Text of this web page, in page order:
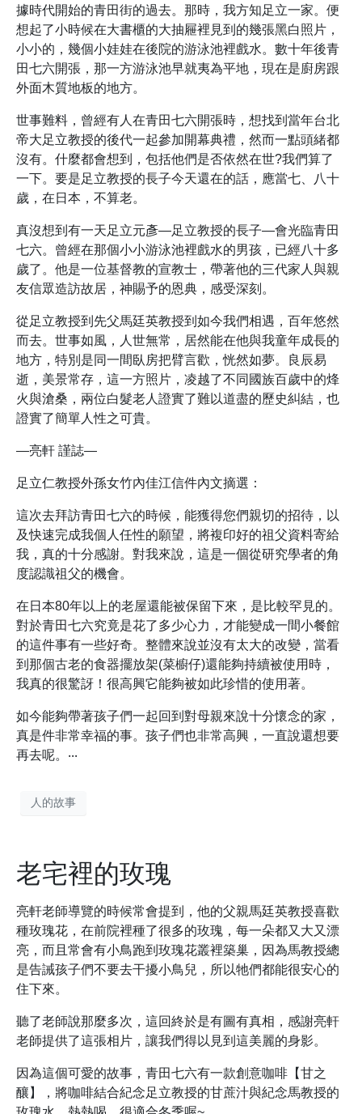
據時代開始的青田街的過去。那時，我方知足立一家。便
想起了小時候在大書櫃的大抽屜裡見到的幾張黑白照片，
小小的，幾個小娃娃在後院的游泳池裡戲水。數十年後青
田七六開張，那一方游泳池早就夷為平地，現在是廚房跟
外面木質地板的地方。
世事難料，曾經有人在青田七六開張時，想找到當年台北
帝大足立教授的後代一起參加開幕典禮，然而一點頭緒都
沒有。什麼都會想到，包括他們是否依然在世?我們算了
一下。要是足立教授的長子今天還在的話，應當七、八十
歲，在日本，不算老。
真沒想到有一天足立元彥—足立教授的長子—會光臨青田
七六。曾經在那個小小游泳池裡戲水的男孩，已經八十多
歲了。他是一位基督教的宣教士，帶著他的三代家人與親
友信眾造訪故居，神賜予的恩典，感受深刻。
從足立教授到先父馬廷英教授到如今我們相遇，百年悠然
而去。世事如風，人世無常，居然能在他與我童年成長的
地方，特別是同一間臥房把臂言歡，恍然如夢。良辰易
逝，美景常存，這一方照片，凌越了不同國族百歲中的烽
火與滄桑，兩位白髮老人證實了難以道盡的歷史糾結，也
證實了簡單人性之可貴。
—亮軒 謹誌—
足立仁教授外孫女竹內佳江信件內文摘選：
這次去拜訪青田七六的時候，能獲得您們親切的招待，以
及快速完成我個人任性的願望，將複印好的祖父資料寄給
我，真的十分感謝。對我來說，這是一個從研究學者的角
度認識祖父的機會。
在日本80年以上的老屋還能被保留下來，是比較罕見的。
對於青田七六究竟是花了多少心力，才能變成一間小餐館
的這件事有一些好奇。整體來說並沒有太大的改變，當看
到那個古老的食器擺放架(菜櫥仔)還能夠持續被使用時，
我真的很驚訝！很高興它能夠被如此珍惜的使用著。
如今能夠帶著孩子們一起回到對母親來說十分懷念的家，
真是件非常幸福的事。孩子們也非常高興，一直說還想要
再去呢。‧‧‧
人的故事
老宅裡的玫瑰
亮軒老師導覽的時候常會提到，他的父親馬廷英教授喜歡
種玫瑰花，在前院裡種了很多的玫瑰，每一朵都又大又漂
亮，而且常會有小鳥跑到玫瑰花叢裡築巢，因為馬教授總
是告誡孩子們不要去干擾小鳥兒，所以牠們都能很安心的
住下來。
聽了老師說那麼多次，這回終於是有圖有真相，感謝亮軒
老師提供了這張相片，讓我們得以見到這美麗的身影。
因為這個可愛的故事，青田七六有一款創意咖啡【甘之
釀】，將咖啡結合紀念足立教授的甘蔗汁與紀念馬教授的